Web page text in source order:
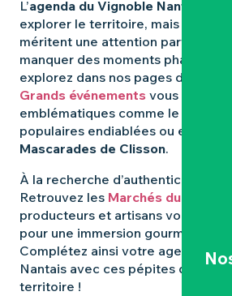
L’agenda du Vignoble Nantais
explorer le territoire, mais
méritent une attention
manquer des moments phares qui
explorez dans nos pages dédiées :
Grands événements vous
emblématiques comme le
populaires endiablées ou encore
Mascarades de Clisson.
À la recherche d’authenticité et de
Retrouvez les Marchés du
producteurs et artisans vous
pour une immersion gourmande et
Complétez ainsi votre agenda
Nantais avec ces pépites qui font
territoire !